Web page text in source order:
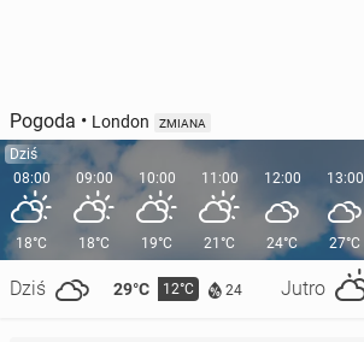
Pogoda • London ZMIANA
Dziś
08:00
18°C
Dziś 29°C 12°C 24 Jutro
09:00
18°C
10:00
19°C
11:00
21°C
12:00
24°C
13:00
27°C